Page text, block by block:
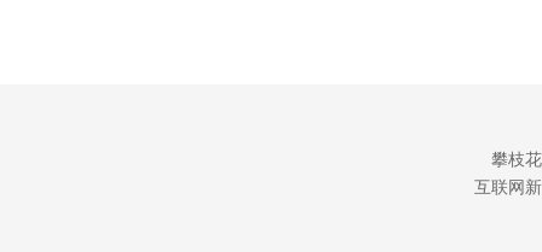
攀枝
互联网